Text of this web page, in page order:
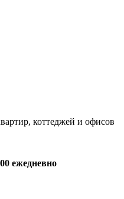
коттеджей и офисов
ежедневно